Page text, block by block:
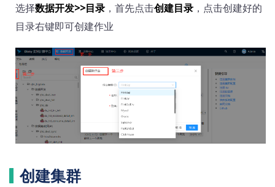
选择数据开发>>目录 ，首先点击创建目录 ，点击创建好的
目录右键即可创建作业
创建集群